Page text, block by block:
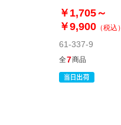
￥1,705～
￥9,900 （税込）
61-337-9
全7商品